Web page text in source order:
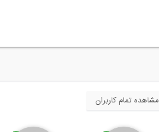
مشاهده تمام کاربران